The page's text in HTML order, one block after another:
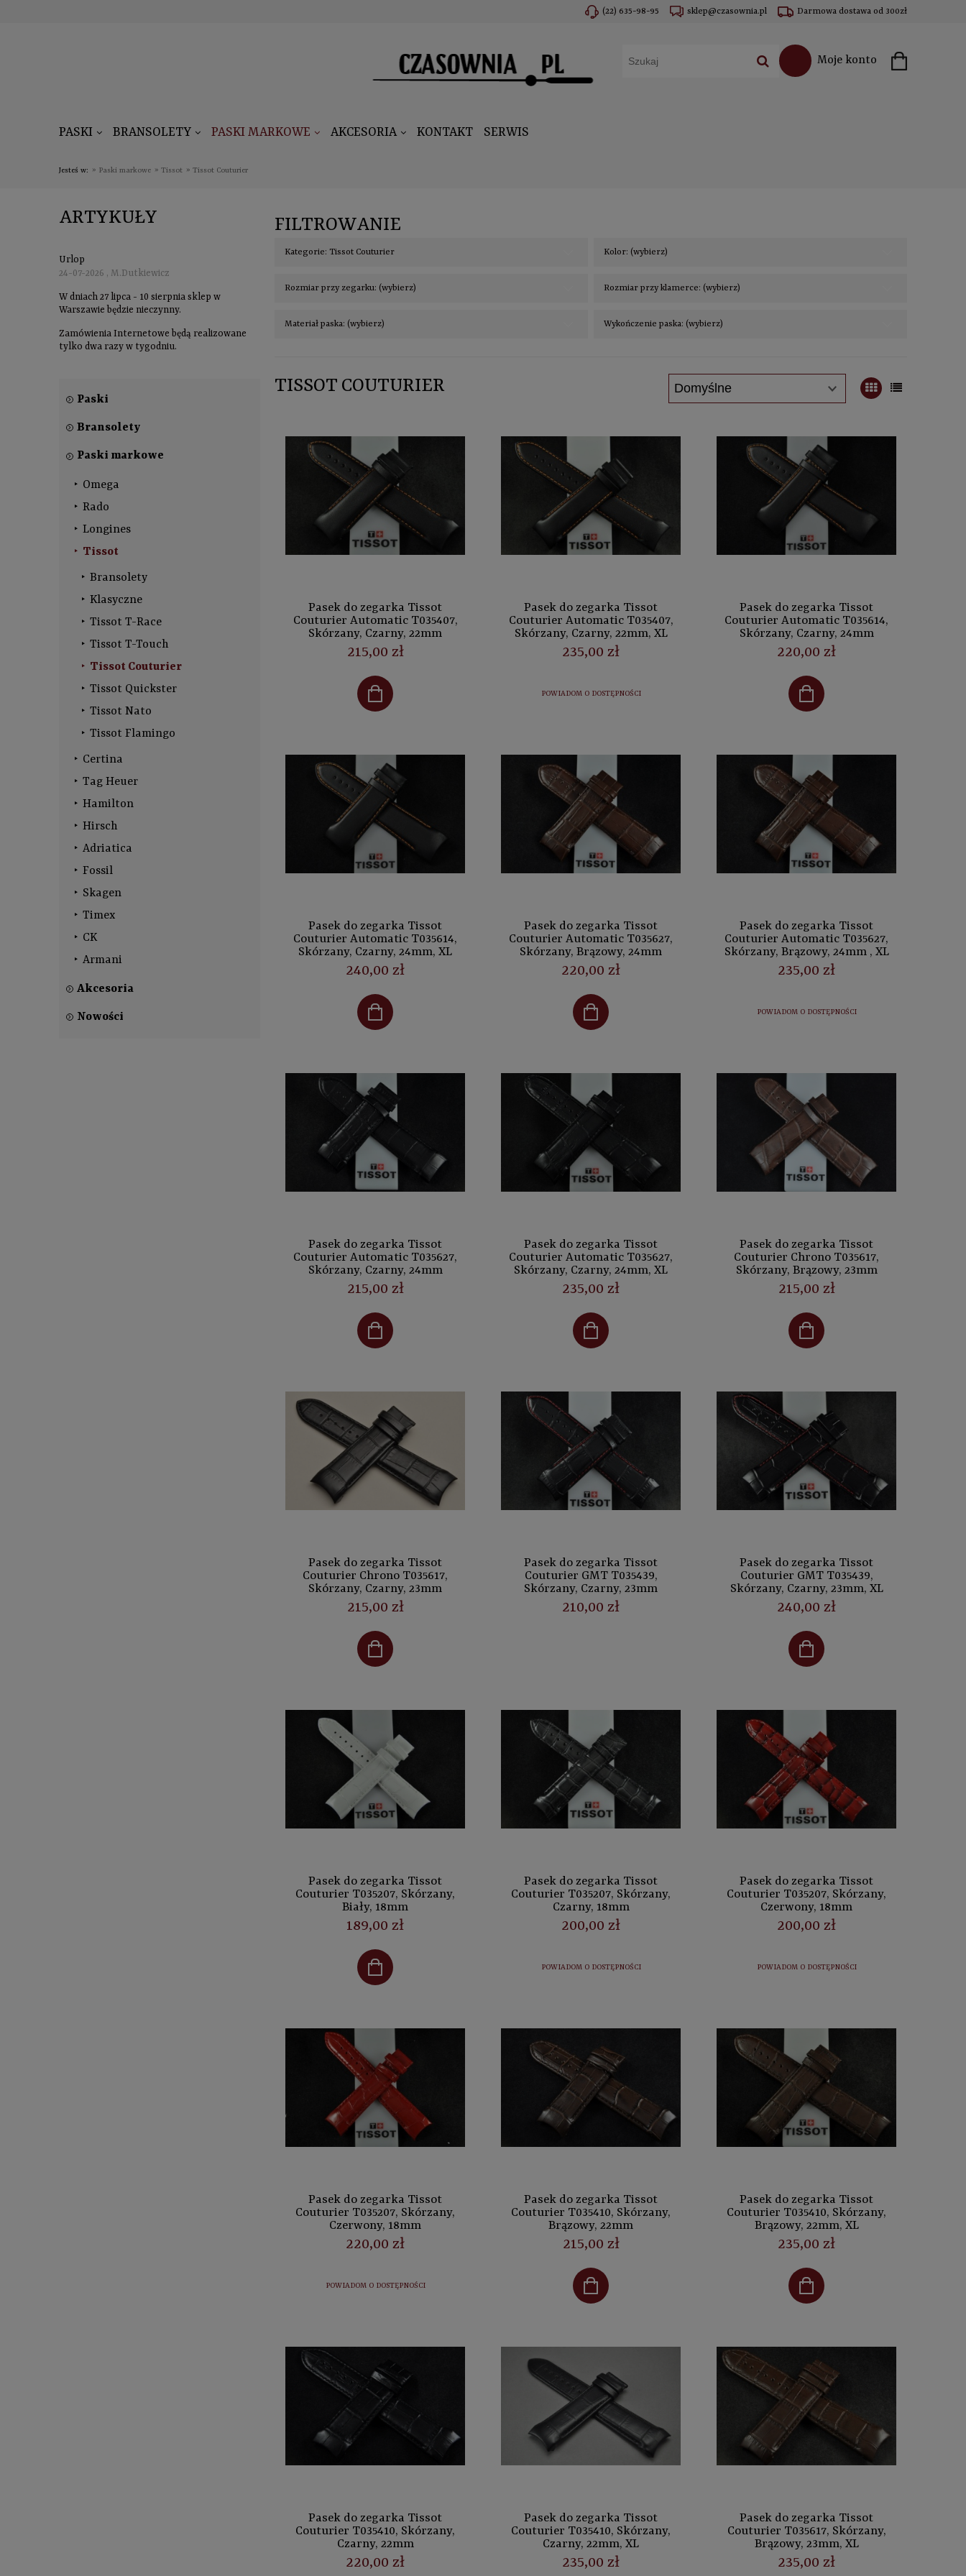
(22) 635-98-95 sklep@czasownia.pl Darmowa dostawa od 300zł
Moje konto
PASKI BRANSOLETY PASKI MARKOWE AKCESORIA KONTAKT SERWIS
Jesteś w: » Paski markowe » Tissot » Tissot Couturier
ARTYKUŁY
Urlop
24-07-2026 , M.Dutkiewicz
W dniach 27 lipca - 10 sierpnia sklep w
Warszawie będzie nieczynny.
Zamówienia Internetowe będą realizowane
tylko dwa razy w tygodniu.
Paski
Bransolety
Paski markowe
Omega
Rado
Longines
Tissot
Bransolety
Klasyczne
Tissot T-Race
Tissot T-Touch
Tissot Couturier
Tissot Quickster
Tissot Nato
Tissot Flamingo
Certina
Tag Heuer
Hamilton
Hirsch
Adriatica
Fossil
Skagen
Timex
CK
Armani
Akcesoria
Nowości
FILTROWANIE
Kategorie: Tissot Couturier Kolor: (wybierz)
Rozmiar przy zegarku: (wybierz) Rozmiar przy klamerce: (wybierz)
Materiał paska: (wybierz) Wykończenie paska: (wybierz)
TISSOT COUTURIER
Pasek do zegarka Tissot
Couturier Automatic T035407,
Skórzany, Czarny, 22mm
215,00 zł
Pasek do zegarka Tissot
Couturier Automatic T035407,
Skórzany, Czarny, 22mm, XL
235,00 zł
POWIADOM O DOSTĘPNOŚCI
Pasek do zegarka Tissot
Couturier Automatic T035614,
Skórzany, Czarny, 24mm
220,00 zł
Pasek do zegarka Tissot
Couturier Automatic T035614,
Skórzany, Czarny, 24mm, XL
240,00 zł
Pasek do zegarka Tissot
Couturier Automatic T035627,
Skórzany, Brązowy, 24mm
220,00 zł
Pasek do zegarka Tissot
Couturier Automatic T035627,
Skórzany, Brązowy, 24mm , XL
235,00 zł
POWIADOM O DOSTĘPNOŚCI
Pasek do zegarka Tissot
Couturier Automatic T035627,
Skórzany, Czarny, 24mm
215,00 zł
Pasek do zegarka Tissot
Couturier Automatic T035627,
Skórzany, Czarny, 24mm, XL
235,00 zł
Pasek do zegarka Tissot
Couturier Chrono T035617,
Skórzany, Brązowy, 23mm
215,00 zł
Pasek do zegarka Tissot
Couturier Chrono T035617,
Skórzany, Czarny, 23mm
215,00 zł
Pasek do zegarka Tissot
Couturier GMT T035439,
Skórzany, Czarny, 23mm
210,00 zł
Pasek do zegarka Tissot
Couturier GMT T035439,
Skórzany, Czarny, 23mm, XL
240,00 zł
Pasek do zegarka Tissot
Couturier T035207, Skórzany,
Biały, 18mm
189,00 zł
Pasek do zegarka Tissot
Couturier T035207, Skórzany,
Czarny, 18mm
200,00 zł
POWIADOM O DOSTĘPNOŚCI
Pasek do zegarka Tissot
Couturier T035207, Skórzany,
Czerwony, 18mm
200,00 zł
POWIADOM O DOSTĘPNOŚCI
Pasek do zegarka Tissot
Couturier T035207, Skórzany,
Czerwony, 18mm
220,00 zł
POWIADOM O DOSTĘPNOŚCI
Pasek do zegarka Tissot
Couturier T035410, Skórzany,
Brązowy, 22mm
215,00 zł
Pasek do zegarka Tissot
Couturier T035410, Skórzany,
Brązowy, 22mm, XL
235,00 zł
Pasek do zegarka Tissot
Couturier T035410, Skórzany,
Czarny, 22mm
220,00 zł
Pasek do zegarka Tissot
Couturier T035410, Skórzany,
Czarny, 22mm, XL
235,00 zł
Pasek do zegarka Tissot
Couturier T035617, Skórzany,
Brązowy, 23mm, XL
235,00 zł